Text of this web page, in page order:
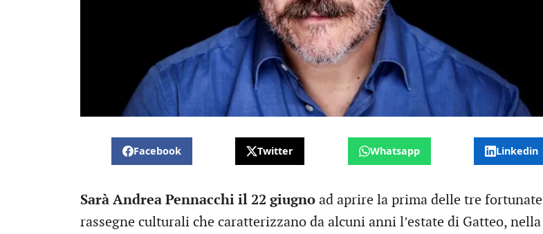
Facebook Twitter Whatsapp Linkedin
Sarà Andrea Pennacchi il 22 giugno ad aprire la prima delle tre fortunate
rassegne culturali che caratterizzano da alcuni anni l’estate di Gatteo, nella